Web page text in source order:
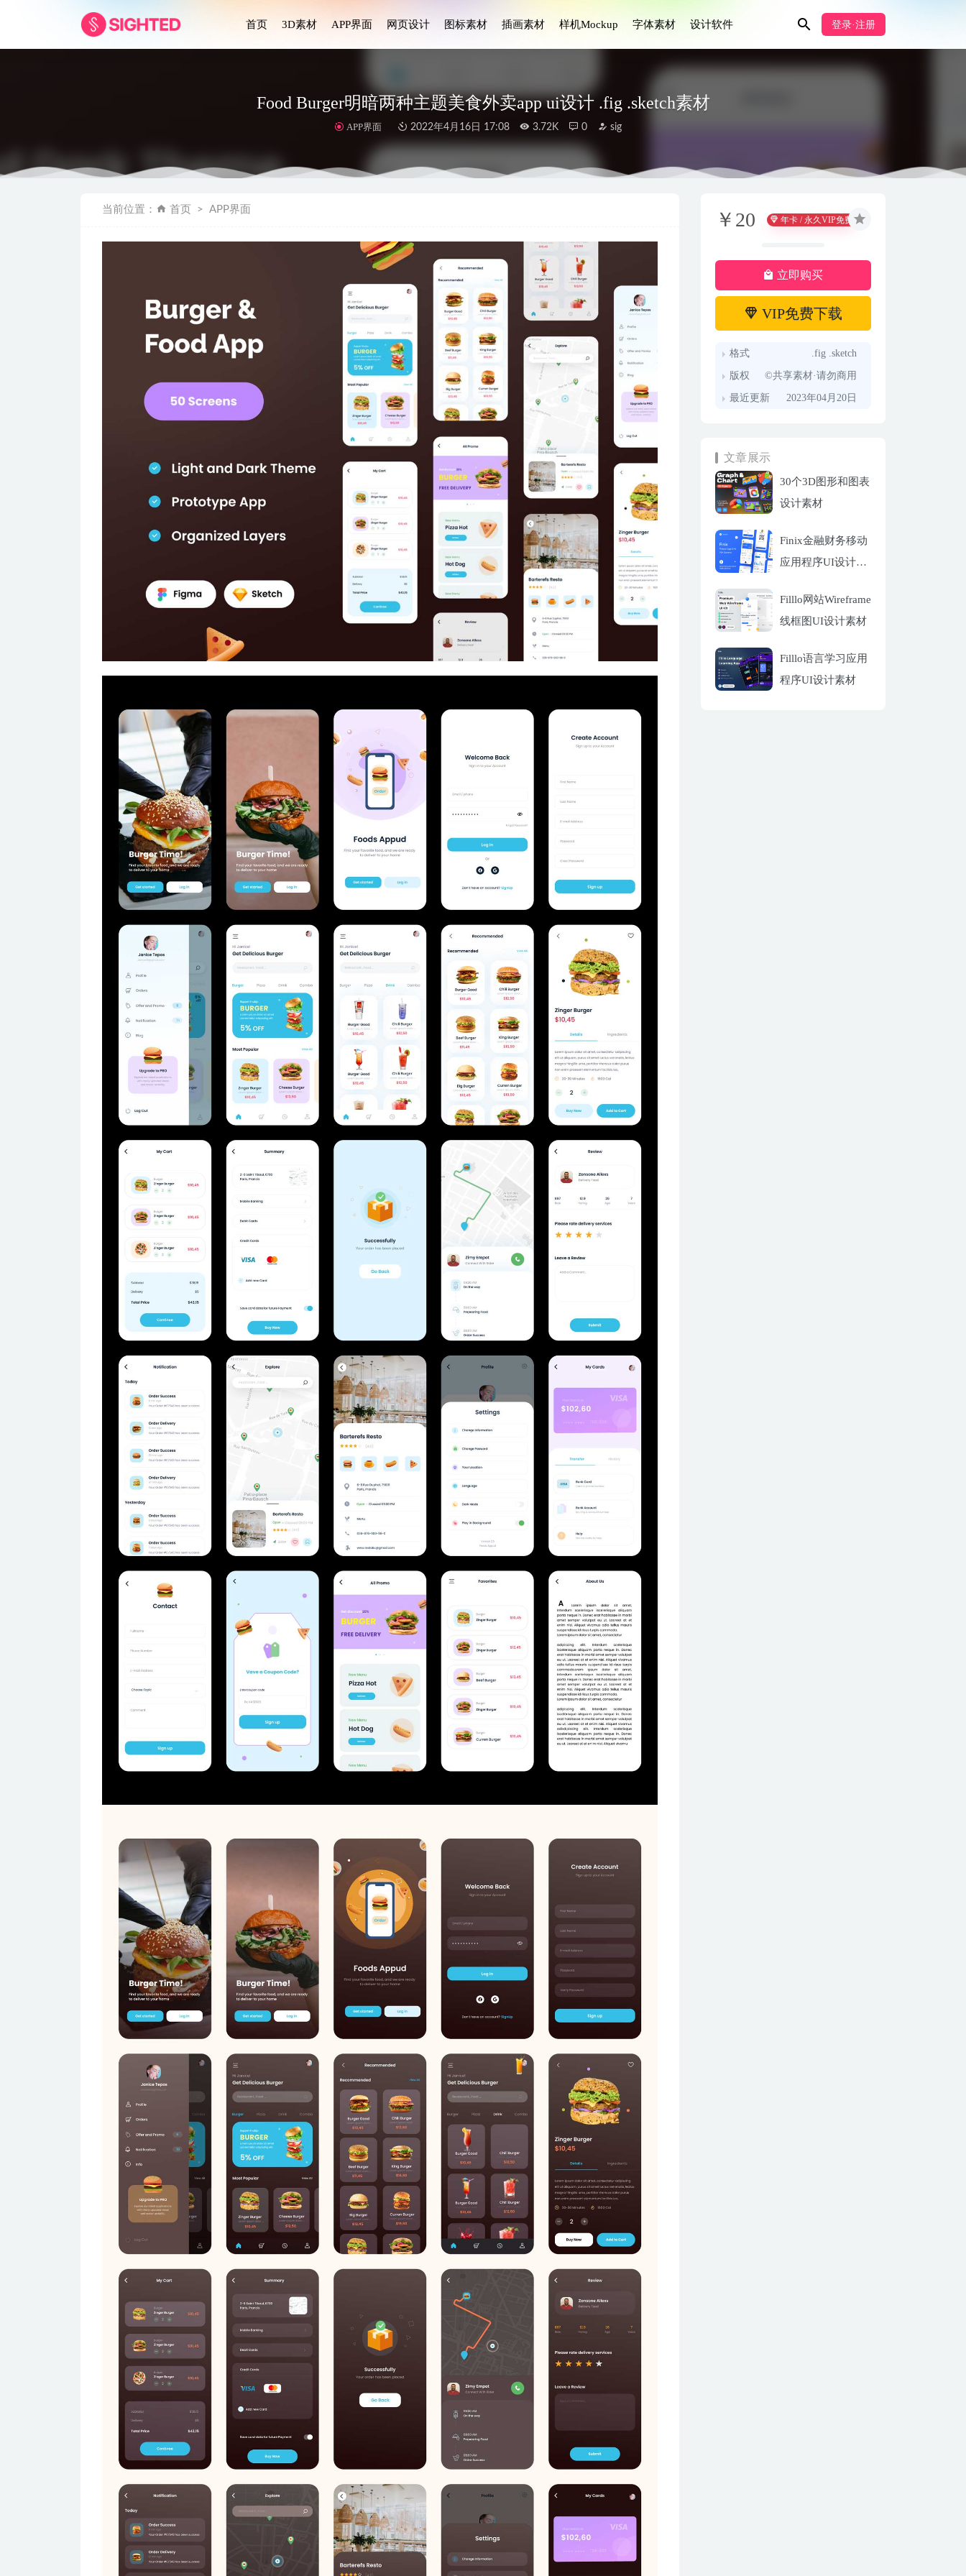
首页 3D素材 APP界面 网页设计 图标素材 插画素材 样机Mockup 字体素材 设计软件 登录·注册
Food Burger明暗两种主题美食外卖app ui设计 .fig .sketch素材
APP界面 2022年4月16日 17:08 3.72K 0 sig
当前位置： 首页 APP界面 ￥20 年卡 / 永久VIP免费
立即购买
VIP免费下载
格式 .fig .sketch
版权 ©共享素材·请勿商用
最近更新 2023年04月20日
文章展示
30个3D图形和图表
设计素材
Finix金融财务移动
应用程序UI设计套
Filllo网站Wireframe
线框图UI设计素材
Filllo语言学习应用
程序UI设计素材
视频会议saas服务ui设计 .fig .xd .sketch素材 2022-01-24
app支付、钱包界面UI .psd素材 2021-01-14
Nafa在线医疗app用户界面设计Figma素材